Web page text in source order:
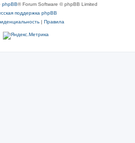
phpBB® Forum Software © phpBB Limited
поддержка phpBB
| Правила